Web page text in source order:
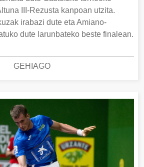
III-Rezusta kanpoan utzita.
irabazi dute eta Amiano-
dute larunbateko beste finalean.
GEHIAGO